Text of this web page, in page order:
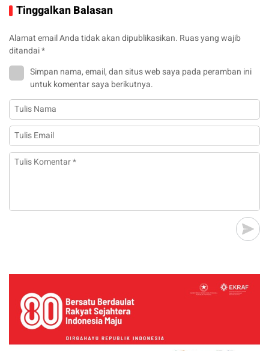
Tinggalkan Balasan
Alamat email Anda tidak akan dipublikasikan. Ruas yang wajib
ditandai*
Simpan nama, email, dan situs web saya pada peramban ini
untuk komentar saya berikutnya.